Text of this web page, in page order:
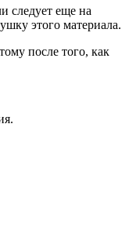
следует еще на
этого материала.
после того, как